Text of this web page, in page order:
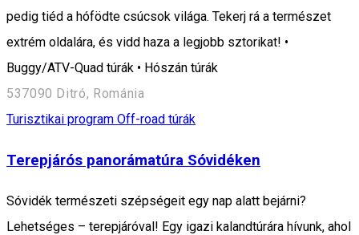
pedig tiéd a hófödte csúcsok világa. Tekerj rá a természet
extrém oldalára, és vidd haza a legjobb sztorikat! •
Buggy/ATV-Quad túrák • Hószán túrák
537090 Ditró, Románia
Turisztikai program Off-road túrák
Terepjárós panorámatúra Sóvidéken
Sóvidék természeti szépségeit egy nap alatt bejárni?
Lehetséges – terepjáróval! Egy igazi kalandtúrára hívunk, ahol